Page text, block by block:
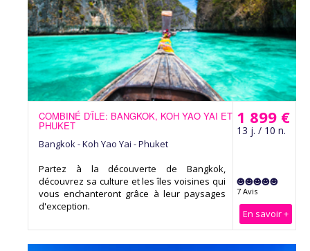
1 899 €
13 j. / 10 n.
7 Avis
En savoir +
COMBINÉ D'ÎLE: BANGKOK, KOH YAO YAI ET
PHUKET
Bangkok - Koh Yao Yai - Phuket
Partez à la découverte de Bangkok,
découvrez sa culture et les îles voisines qui
vous enchanteront grâce à leur paysages
d'exception.